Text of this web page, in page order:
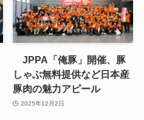
JPPA「俺豚」開催、豚
しゃぶ無料提供など日本産
豚肉の魅力アピール
2025年12月2日